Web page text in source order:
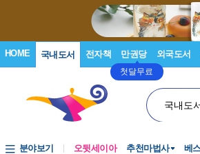
HOME 국내도서 전자책 만권당
첫달무료
외국도서
국내도
분야보기 오뒷세이아 추천마법사 베